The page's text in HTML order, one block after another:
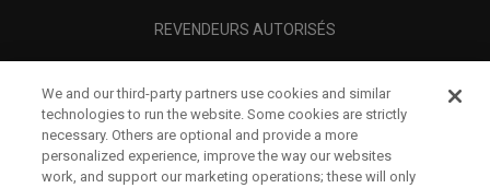
REVENDEURS AUTORISÉS
A PROPOS
MENTIONS LÉGALES
We and our third-party partners use cookies and similar
technologies to run the website. Some cookies are strictly
necessary. Others are optional and provide a more
personalized experience, improve the way our websites
work, and support our marketing operations; these will only